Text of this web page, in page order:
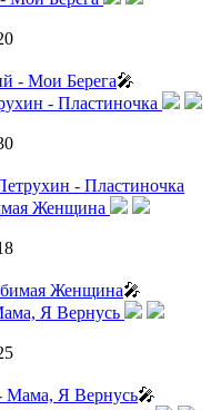
- Мои Берега🎤
- Пластиночка
Женщина🎤
Мама, Я Вернусь🎤